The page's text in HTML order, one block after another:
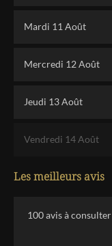
Mardi 11 Août
Mercredi 12 Août
Jeudi 13 Août
Vendredi 14 Août
Les meilleurs avis
100avis à consulter